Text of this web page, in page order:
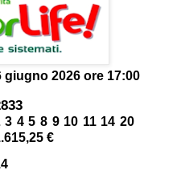
giugno 2026 ore 17:00
3 4 5 8 9 10 11 14 20
€